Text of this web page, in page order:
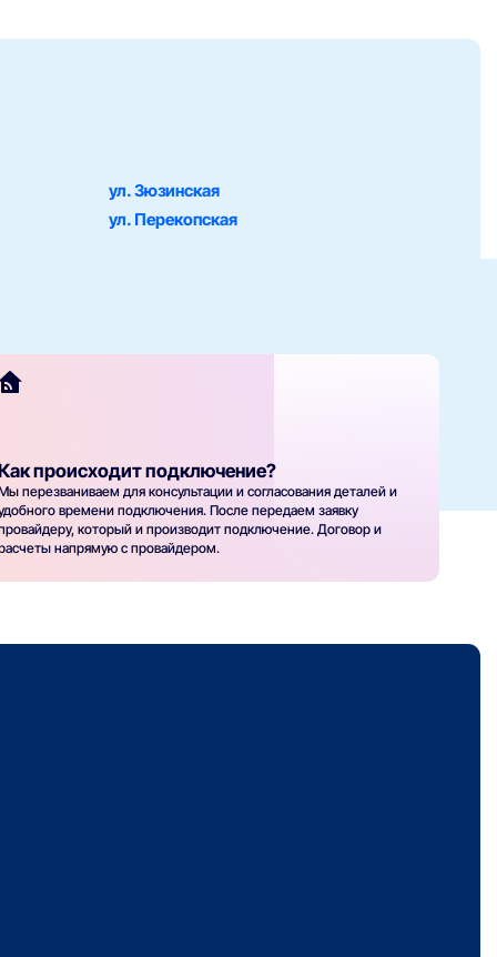
ул. Зюзинская
ул. Перекопская
происходит подключение?
перезваниваем для консультации и согласования деталей и
времени подключения. После передаем заявку
который и производит подключение. Договор и
напрямую с провайдером.